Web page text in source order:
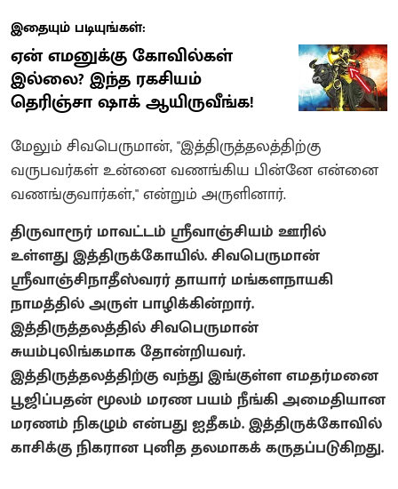
இதையும் படியுங்கள்:
ஏன் எமனுக்கு கோவில்கள்
இல்லை? இந்த ரகசியம்
தெரிஞ்சா ஷாக் ஆயிருவீங்க!
மேலும் சிவபெருமான், "இத்திருத்தலத்திற்கு
வருபவர்கள் உன்னை வணங்கிய பின்னே என்னை
வணங்குவார்கள்," என்றும் அருளினார்.
திருவாரூர் மாவட்டம் ஸ்ரீவாஞ்சியம் ஊரில்
உள்ளது இத்திருக்கோயில். சிவபெருமான்
ஸ்ரீவாஞ்சிநாதீஸ்வரர் தாயார் மங்களநாயகி
நாமத்தில் அருள் பாழிக்கின்றார்.
இத்திருத்தலத்தில் சிவபெருமான்
சுயம்புலிங்கமாக தோன்றியவர்.
இத்திருத்தலத்திற்கு வந்து இங்குள்ள எமதர்மனை
பூஜிப்பதன் மூலம் மரண பயம் நீங்கி அமைதியான
மரணம் நிகழும் என்பது ஐதீகம். இத்திருக்கோவில்
காசிக்கு நிகரான புனித தலமாகக் கருதப்படுகிறது.